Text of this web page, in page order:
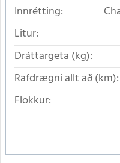
Innrétting:
Litur:
Dráttargeta (kg):
Rafdrægni allt að (km):
Flokkur: